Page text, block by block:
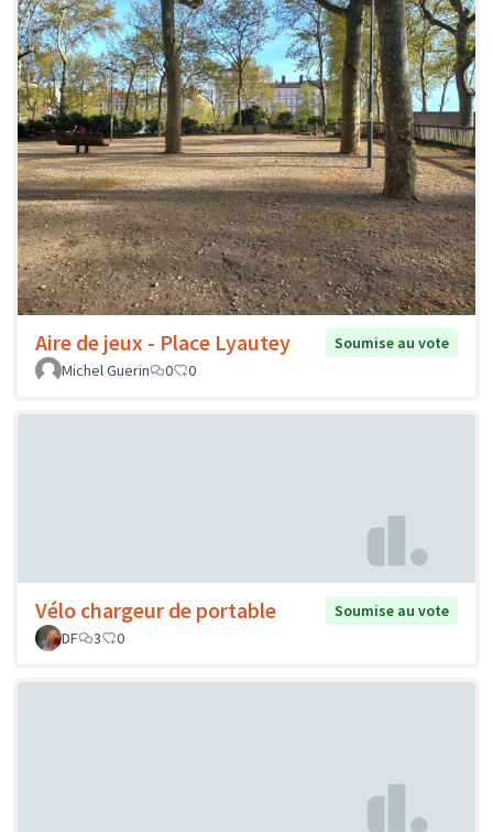
Aire de jeux - Place Lyautey
Soumise au vote
Michel Guerin
0 0
Vélo chargeur de portable
Soumise au vote
DF
3 0